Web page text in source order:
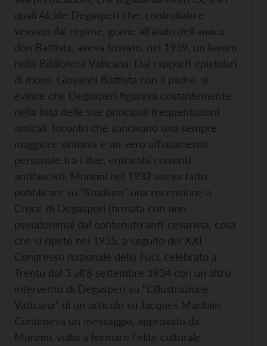
quali Alcide Degasperi che, controllato e
vessato dal regime, grazie all'aiuto dell'amico
don Battista, aveva trovato, nel 1939, un lavoro
nella Biblioteca Vaticana. Dai rapporti epistolari
di mons. Giovanni Battista con il padre, si
evince che Degasperi figurava costantemente
nella lista delle sue principali frequentazioni
amicali. Incontri che sancivano una sempre
maggiore sintonia e un vero affiatamento
personale tra i due, entrambi convinti
antifascisti. Montini nel 1932 aveva fatto
pubblicare su “Studium” una recensione a
Croce di Degasperi (firmata con uno
pseudonimo) dal contenuto anti-cesarista, cosa
che si ripeté nel 1935, a seguito del XXI
Congresso nazionale della Fuci, celebrato a
Trento dal 3 all'8 settembre 1934 con un altro
intervento di Degasperi su “L'illustrazione
Vaticana” di un articolo su Jacques Maritain.
Conteneva un messaggio, approvato da
Montini, volto a formare l'elite culturale